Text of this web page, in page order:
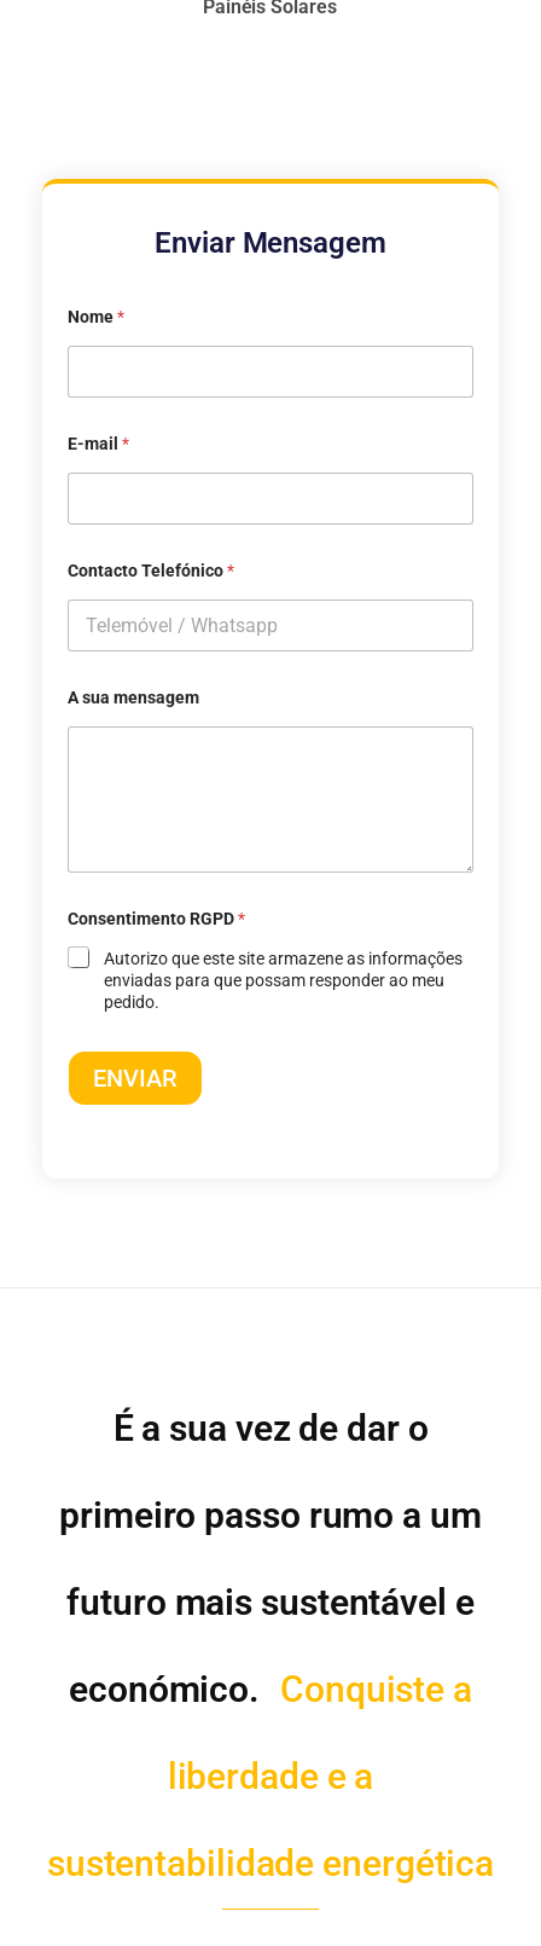
Painéis Solares
Enviar Mensagem
Nome*
E-mail *
Contacto Telefónico*
A sua mensagem
Consentimento RGPD*
Autorizo ​​que este site armazene as informações
enviadas para que possam responder ao meu
pedido.
ENVIAR
É a sua vez de dar o
primeiro passo rumo a um
futuro mais sustentável e
económico. Conquiste a
liberdade e a
sustentabilidade energética